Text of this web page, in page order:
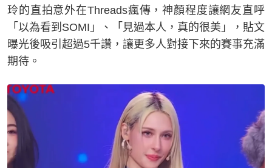
玲的直拍意外在Threads瘋傳，神顏程度讓網友直呼
「以為看到SOMI」、「見過本人，真的很美」，貼文
曝光後吸引超過5千讚，讓更多人對接下來的賽事充滿
期待。